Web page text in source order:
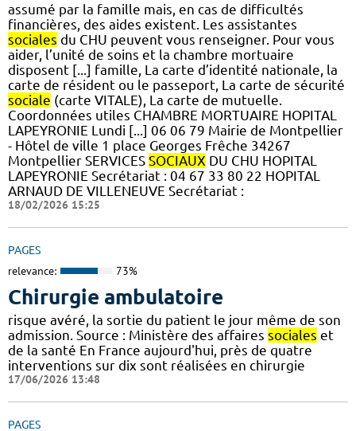
assumé par la famille mais, en cas de difficultés
financières, des aides existent. Les assistantes
sociales du CHU peuvent vous renseigner. Pour vous
aider, l’unité de soins et la chambre mortuaire
disposent [...] famille, La carte d’identité nationale, la
carte de résident ou le passeport, La carte de sécurité
sociale (carte VITALE), La carte de mutuelle.
Coordonnées utiles CHAMBRE MORTUAIRE HOPITAL
LAPEYRONIE Lundi [...] 06 06 79 Mairie de Montpellier
- Hôtel de ville 1 place Georges Frêche 34267
Montpellier SERVICES SOCIAUX DU CHU HOPITAL
LAPEYRONIE Secrétariat : 04 67 33 80 22 HOPITAL
ARNAUD DE VILLENEUVE Secrétariat :
18/02/2026 15:25
PAGES
relevance: 73%
Chirurgie ambulatoire
risque avéré, la sortie du patient le jour même de son
admission. Source : Ministère des affaires sociales et
de la santé En France aujourd'hui, près de quatre
interventions sur dix sont réalisées en chirurgie
17/06/2026 13:48
PAGES